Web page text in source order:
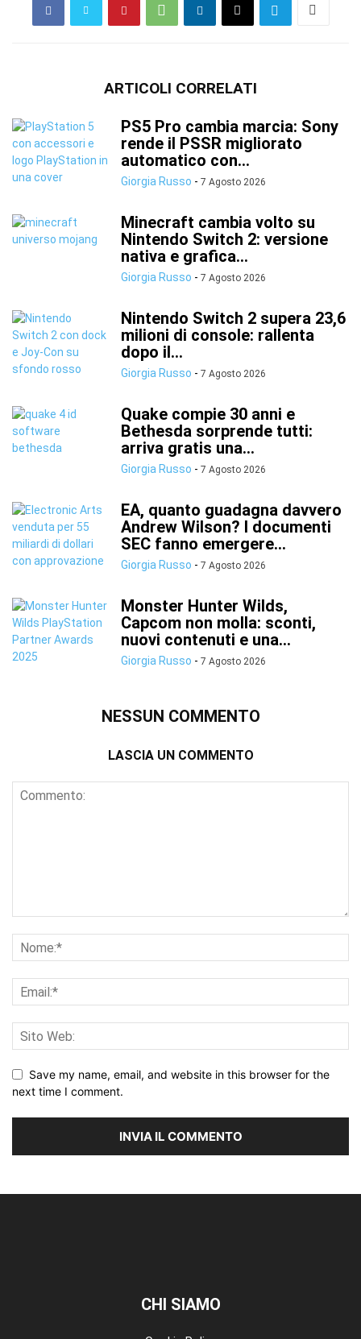
ARTICOLI CORRELATI
PS5 Pro cambia marcia: Sony
rende il PSSR migliorato
automatico con...
Giorgia Russo - 7 Agosto 2026
Minecraft cambia volto su
Nintendo Switch 2: versione
nativa e grafica...
Giorgia Russo - 7 Agosto 2026
Nintendo Switch 2 supera 23,6
milioni di console: rallenta
dopo il...
Giorgia Russo - 7 Agosto 2026
Quake compie 30 anni e
Bethesda sorprende tutti:
arriva gratis una...
Giorgia Russo - 7 Agosto 2026
EA, quanto guadagna davvero
Andrew Wilson? I documenti
SEC fanno emergere...
Giorgia Russo - 7 Agosto 2026
Monster Hunter Wilds,
Capcom non molla: sconti,
nuovi contenuti e una...
Giorgia Russo - 7 Agosto 2026
NESSUN COMMENTO
LASCIA UN COMMENTO
Save my name, email, and website in this browser for the
next time I comment.
CHI SIAMO